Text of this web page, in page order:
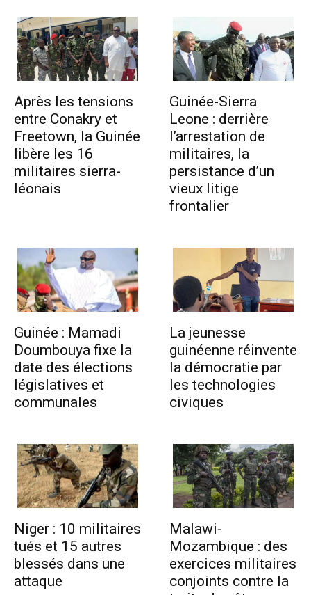
Après les tensions
entre Conakry et
Freetown, la Guinée
libère les 16
militaires sierra-
léonais
Guinée-Sierra
Leone : derrière
l’arrestation de
militaires, la
persistance d’un
vieux litige
frontalier
Guinée : Mamadi
Doumbouya fixe la
date des élections
législatives et
communales
La jeunesse
guinéenne réinvente
la démocratie par
les technologies
civiques
Niger : 10 militaires
tués et 15 autres
blessés dans une
attaque
Malawi-
Mozambique : des
exercices militaires
conjoints contre la